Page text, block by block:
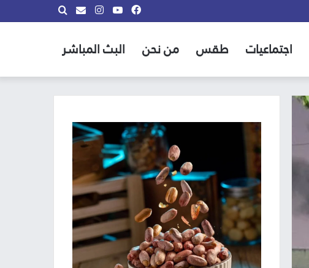
بحث
info@almadina.tvانستقراميوتيوب
فيسبوك
اجتماعيات طقس من نحن البث المباشر